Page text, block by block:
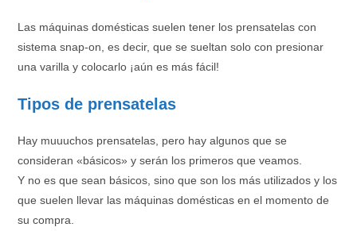
Las máquinas domésticas suelen tener los prensatelas con
sistema snap-on, es decir, que se sueltan solo con presionar
una varilla y colocarlo ¡aún es más fácil!
Tipos de prensatelas
Hay muuuchos prensatelas, pero hay algunos que se
consideran «básicos» y serán los primeros que veamos.
Y no es que sean básicos, sino que son los más utilizados y los
que suelen llevar las máquinas domésticas en el momento de
su compra.